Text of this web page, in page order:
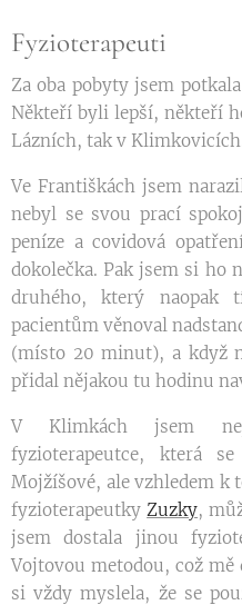
Fyzioterapeuti
Za oba pobyty jsem
Někteří byli lepší, někteří
Lázních, tak v
Ve Františkách jsem
nebyl se svou prací
peníze a covidová
dokolečka. Pak jsem si ho
druhého, který
pacientům věnoval
(místo 20 minut), a když
přidal nějakou tu hodinu
V Klimkách jsem
fyzioterapeutce, která
Mojžíšové, ale vzhledem k
fyzioterapeutky Zuzky,
jsem dostala jinou
Vojtovou metodou, což
si vždy myslela, že se